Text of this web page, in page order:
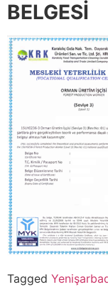
BELGESİ
Tagged